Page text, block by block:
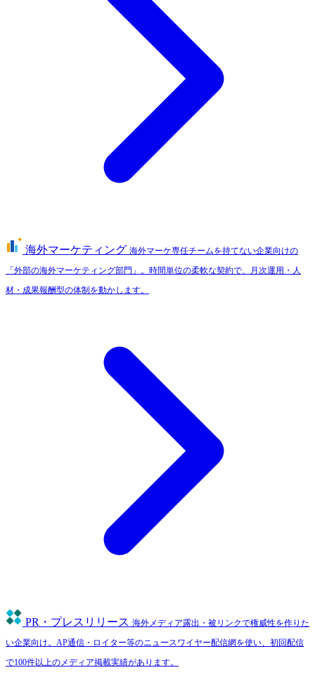
海外マーケティング 海外マーケ専任チームを持てない企業向けの
「外部の海外マーケティング部門」。時間単位の柔軟な契約で、月次運用・人
材・成果報酬型の体制を動かします。
PR・プレスリリース 海外メディア露出・被リンクで権威性を作りた
い企業向け。AP通信・ロイター等のニュースワイヤー配信網を使い、初回配信
で100件以上のメディア掲載実績があります。